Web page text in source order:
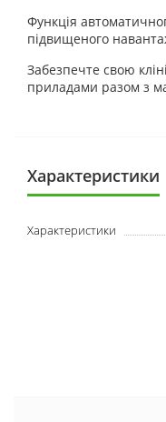
Функція
підвищеного
Забезпечте свою
приладами разом з
Характеристики
Характеристики